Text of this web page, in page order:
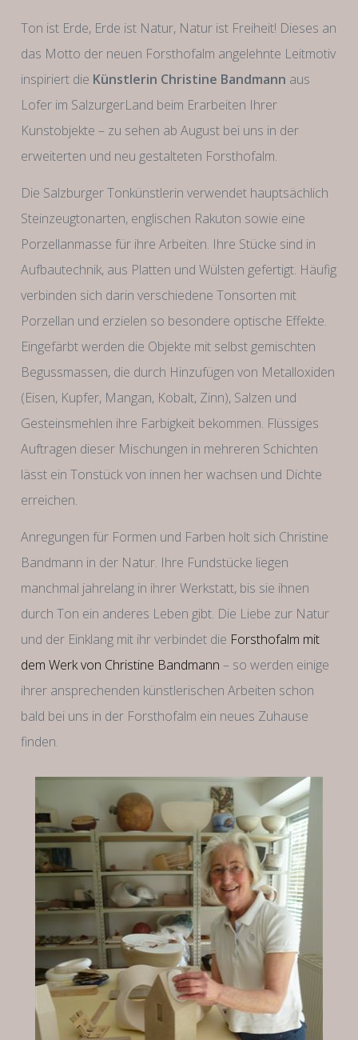
Ton ist Erde, Erde ist Natur, Natur ist Freiheit! Dieses an
das Motto der neuen Forsthofalm angelehnte Leitmotiv
inspiriert die Künstlerin Christine Bandmann aus
Lofer im SalzurgerLand beim Erarbeiten Ihrer
Kunstobjekte – zu sehen ab August bei uns in der
erweiterten und neu gestalteten Forsthofalm.
Die Salzburger Tonkünstlerin verwendet hauptsächlich
Steinzeugtonarten, englischen Rakuton sowie eine
Porzellanmasse für ihre Arbeiten. Ihre Stücke sind in
Aufbautechnik, aus Platten und Wülsten gefertigt. Häufig
verbinden sich darin verschiedene Tonsorten mit
Porzellan und erzielen so besondere optische Effekte.
Eingefärbt werden die Objekte mit selbst gemischten
Begussmassen, die durch Hinzufügen von Metalloxiden
(Eisen, Kupfer, Mangan, Kobalt, Zinn), Salzen und
Gesteinsmehlen ihre Farbigkeit bekommen. Flüssiges
Auftragen dieser Mischungen in mehreren Schichten
lässt ein Tonstück von innen her wachsen und Dichte
erreichen.
Anregungen für Formen und Farben holt sich Christine
Bandmann in der Natur. Ihre Fundstücke liegen
manchmal jahrelang in ihrer Werkstatt, bis sie ihnen
durch Ton ein anderes Leben gibt. Die Liebe zur Natur
und der Einklang mit ihr verbindet die Forsthofalm mit
dem Werk von Christine Bandmann – so werden einige
ihrer ansprechenden künstlerischen Arbeiten schon
bald bei uns in der Forsthofalm ein neues Zuhause
finden.